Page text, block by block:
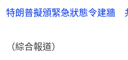
特朗普擬頒緊急狀態令建牆
（綜合報道）